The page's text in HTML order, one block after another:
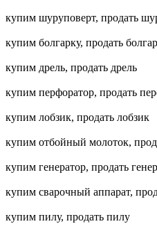
купим шуруповерт, продать
купим болгарку, продать
купим дрель, продать дрель
купим перфоратор, продать
купим лобзик, продать лобзик
купим отбойный молоток,
купим генератор, продать
купим сварочный аппарат,
купим пилу, продать пилу